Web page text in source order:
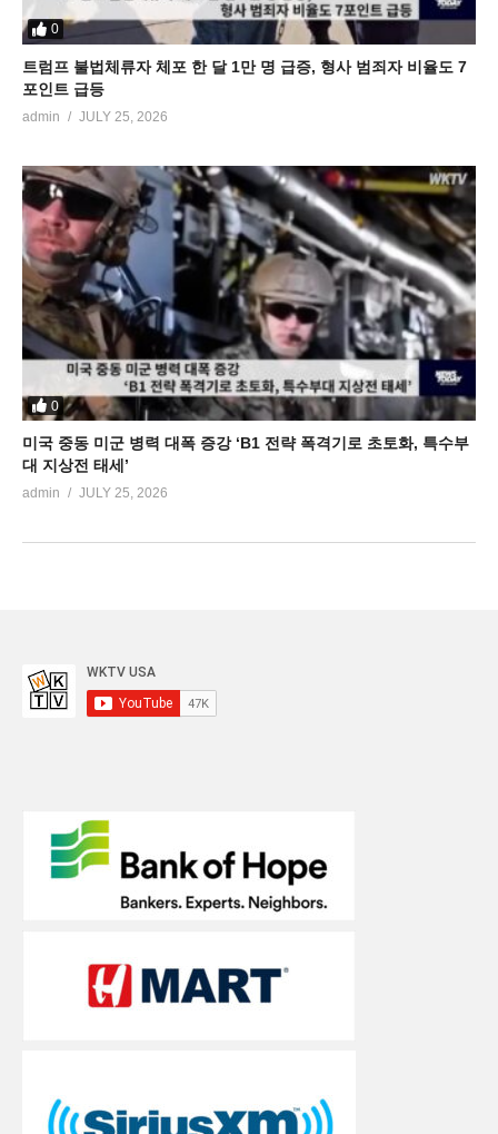
0
트럼프 불법체류자 체포 한 달 1만 명 급증, 형사 범죄자 비율도 7
포인트 급등
admin JULY 25, 2026
0
미국 중동 미군 병력 대폭 증강 ‘B1 전략 폭격기로 초토화, 특수부
대 지상전 태세’
admin JULY 25, 2026